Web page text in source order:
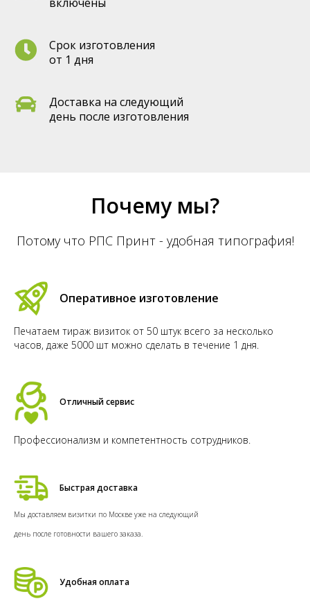
Срок изготовления
от 1 дня
Доставка на следующий
день после изготовления
Почему мы?
Потому что РПС Принт - удобная типография!
Оперативное изготовление
Печатаем тираж визиток от 50 штук всего за несколько
часов, даже 5000 шт можно сделать в течение 1 дня.
Отличный сервис
Профессионализм и компетентность сотрудников.
Быстрая доставка
Мы доставляем визитки по Москве уже на следующий
день после готовности вашего заказа.
Удобная оплата